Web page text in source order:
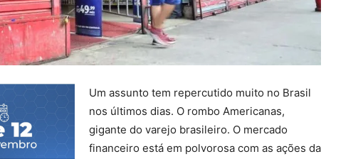
Um assunto tem repercutido muito no Brasil
nos últimos dias. O rombo Americanas,
gigante do varejo brasileiro. O mercado
financeiro está em polvorosa com as ações da